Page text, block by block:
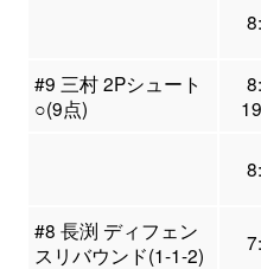
#9 三村 2Pシュート
○(9点)
#8 長渕 ディフェン
スリバウンド(1-1-2)